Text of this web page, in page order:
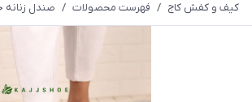
کیف و کفش کاج / فهرست محصولات / صندل زنانه